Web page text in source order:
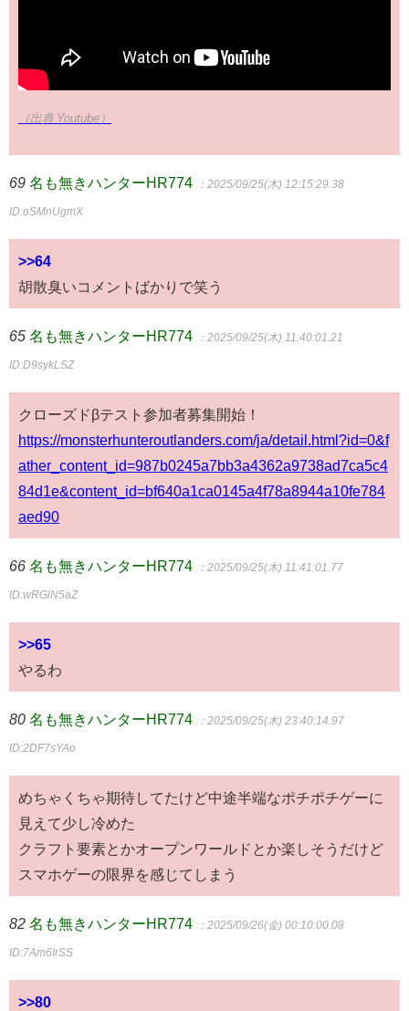
（出典 Youtube）
69 名も無きハンターHR774 ：2025/09/25(木) 12:15:29.38
ID:oSMnUgmX
>>64
胡散臭いコメントばかりで笑う
65 名も無きハンターHR774 ：2025/09/25(木) 11:40:01.21
ID:D9sykLSZ
クローズドβテスト参加者募集開始！
https://monsterhunteroutlanders.com/ja/detail.html?id=0&f
ather_content_id=987b0245a7bb3a4362a9738ad7ca5c4
84d1e&content_id=bf640a1ca0145a4f78a8944a10fe784
aed90
66 名も無きハンターHR774 ：2025/09/25(木) 11:41:01.77
ID:wRGlN5aZ
>>65
やるわ
80 名も無きハンターHR774 ：2025/09/25(木) 23:40:14.97
ID:2DF7sYAo
めちゃくちゃ期待してたけど中途半端なポチポチゲーに
見えて少し冷めた
クラフト要素とかオープンワールドとか楽しそうだけど
スマホゲーの限界を感じてしまう
82 名も無きハンターHR774 ：2025/09/26(金) 00:10:00.08
ID:7Am6IrSS
>>80